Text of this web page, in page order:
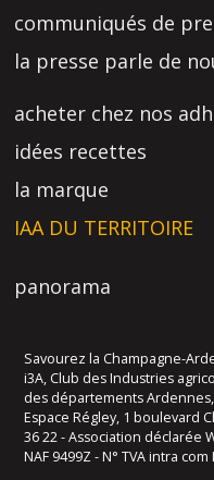
communiqués de
la presse parle de
acheter chez nos
idées recettes
la marque
IAA DU TERRITOIRE
panorama
Savourez la Champagne-
i3A, Club des Industries
des départements
Espace Régley, 1 boulevard
36 22 - Association déclarée
NAF 9499Z - N° TVA intra com